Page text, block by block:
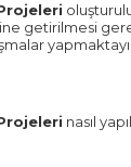
getirilmesi
nasıl